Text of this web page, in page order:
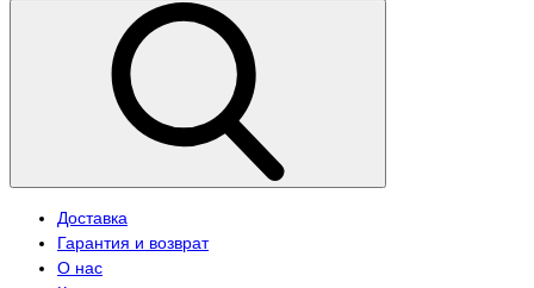
Доставка
Гарантия и возврат
О нас